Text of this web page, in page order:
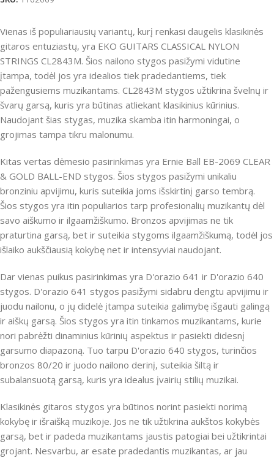
Vienas iš populiariausių variantų, kurį renkasi daugelis klasikinės
gitaros entuziastų, yra EKO GUITARS CLASSICAL NYLON
STRINGS CL2843M. Šios nailono stygos pasižymi vidutine
įtampa, todėl jos yra idealios tiek pradedantiems, tiek
pažengusiems muzikantams. CL2843M stygos užtikrina švelnų ir
švarų garsą, kuris yra būtinas atliekant klasikinius kūrinius.
Naudojant šias stygas, muzika skamba itin harmoningai, o
grojimas tampa tikru malonumu.
Kitas vertas dėmesio pasirinkimas yra Ernie Ball EB-2069 CLEAR
& GOLD BALL-END stygos. Šios stygos pasižymi unikaliu
bronziniu apvijimu, kuris suteikia joms išskirtinį garso tembrą.
Šios stygos yra itin populiarios tarp profesionalių muzikantų dėl
savo aiškumo ir ilgaamžiškumo. Bronzos apvijimas ne tik
praturtina garsą, bet ir suteikia stygoms ilgaamžiškumą, todėl jos
išlaiko aukščiausią kokybę net ir intensyviai naudojant.
Dar vienas puikus pasirinkimas yra D'orazio 641 ir D'orazio 640
stygos. D'orazio 641 stygos pasižymi sidabru dengtu apvijimu ir
juodu nailonu, o jų didelė įtampa suteikia galimybę išgauti galingą
ir aiškų garsą. Šios stygos yra itin tinkamos muzikantams, kurie
nori pabrėžti dinaminius kūrinių aspektus ir pasiekti didesnį
garsumo diapazoną. Tuo tarpu D'orazio 640 stygos, turinčios
bronzos 80/20 ir juodo nailono derinį, suteikia šiltą ir
subalansuotą garsą, kuris yra idealus įvairių stilių muzikai.
Klasikinės gitaros stygos yra būtinos norint pasiekti norimą
kokybę ir išraišką muzikoje. Jos ne tik užtikrina aukštos kokybės
garsą, bet ir padeda muzikantams jaustis patogiai bei užtikrintai
grojant. Nesvarbu, ar esate pradedantis muzikantas, ar jau